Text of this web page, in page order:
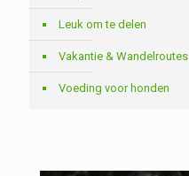
Leuk om te delen
Vakantie & Wandelroutes
Voeding voor honden